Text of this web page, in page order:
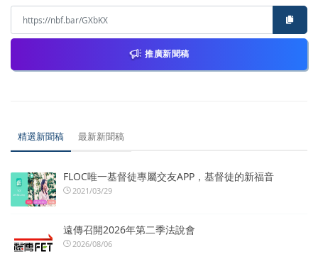
推廣新聞稿
精選新聞稿 最新新聞稿
FLOC唯一基督徒專屬交友APP，基督徒的新福音
2021/03/29
遠傳召開2026年第二季法說會
2026/08/06